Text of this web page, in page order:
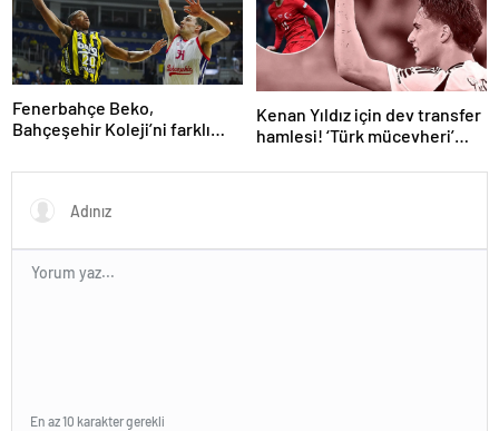
Fenerbahçe Beko,
Bahçeşehir Koleji’ni farklı
Kenan Yıldız için dev transfer
hamlesi! ‘Türk mücevheri’
duyurdular…
En az 10 karakter gerekli